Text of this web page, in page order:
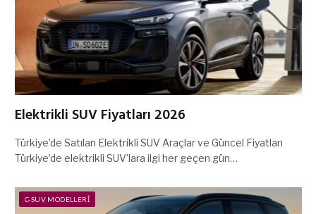
Elektrikli SUV Fiyatları 2026
Türkiye’de Satılan Elektrikli SUV Araçlar ve Güncel Fiyatları
Türkiye’de elektrikli SUV’lara ilgi her geçen gün…
C-SUV MODELLERI